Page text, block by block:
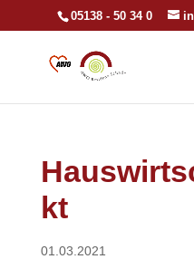
05138 - 50 34 0
kt
01.03.2021